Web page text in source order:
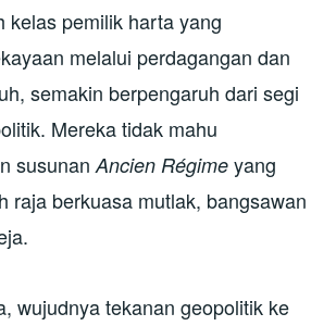
kelas pemilik harta yang
melalui perdagangan dan
semakin berpengaruh dari segi
Mereka tidak mahu
susunanAncien Régimeyang
raja berkuasa mutlak, bangsawan
wujudnya tekanan geopolitik ke